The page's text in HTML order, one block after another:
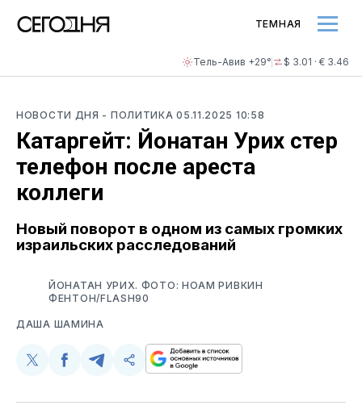
Тель-Авив +29° $ 3.01 · € 3.46
ТЕМНАЯ
НОВОСТИ ДНЯ - ПОЛИТИКА05.11.2025 10:58
Катаргейт: Йонатан Урих стер
телефон после ареста
коллеги
Новый поворот в одном из самых громких
израильских расследований
ЙОНАТАН УРИХ. ФОТО: НОАМ РИВКИН
ФЕНТОН/FLASH90
ДАША ШАМИНА
Поделиться
Twitter
Поделиться
Facebook
Поделиться
Telegram
Скопируйте
поделитесь